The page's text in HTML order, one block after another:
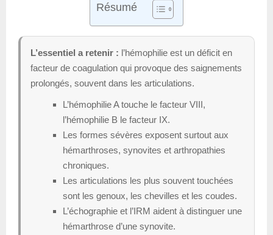
Résumé
L’essentiel a retenir : l’hémophilie est un déficit en
facteur de coagulation qui provoque des saignements
prolongés, souvent dans les articulations.
L’hémophilie A touche le facteur VIII,
l’hémophilie B le facteur IX.
Les formes sévères exposent surtout aux
hémarthroses, synovites et arthropathies
chroniques.
Les articulations les plus souvent touchées
sont les genoux, les chevilles et les coudes.
L’échographie et l’IRM aident à distinguer une
hémarthrose d’une synovite.